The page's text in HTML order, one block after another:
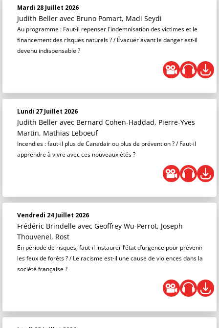
Mardi 28 Juillet 2026
Judith Beller avec Bruno Pomart, Madi Seydi
Au programme : Faut-il repenser l'indemnisation des victimes et le
financement des risques naturels ? / Évacuer avant le danger est-il
devenu indispensable ?
Lundi 27 Juillet 2026
Judith Beller avec Bernard Cohen-Haddad, Pierre-Yves
Martin, Mathias Leboeuf
Incendies : faut-il plus de Canadair ou plus de prévention ? / Faut-il
apprendre à vivre avec ces nouveaux étés ?
Vendredi 24 Juillet 2026
Frédéric Brindelle avec Geoffrey Wu-Perrot, Joseph
Thouvenel, Rost
En période de risques, faut-il instaurer l’état d’urgence pour prévenir
les feux de forêts ? / Le racisme est-il une cause de violences dans la
société française ?